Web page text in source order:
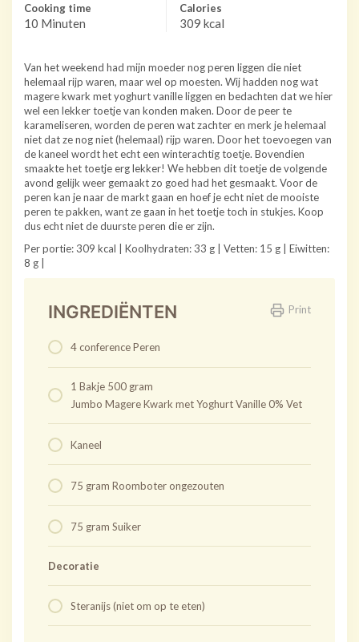
Cooking time
10 Minuten
Calories
309 kcal
Van het weekend had mijn moeder nog peren liggen die niet
helemaal rijp waren, maar wel op moesten. Wij hadden nog wat
magere kwark met yoghurt vanille liggen en bedachten dat we hier
wel een lekker toetje van konden maken. Door de peer te
karameliseren, worden de peren wat zachter en merk je helemaal
niet dat ze nog niet (helemaal) rijp waren. Door het toevoegen van
de kaneel wordt het echt een winterachtig toetje. Bovendien
smaakte het toetje erg lekker! We hebben dit toetje de volgende
avond gelijk weer gemaakt zo goed had het gesmaakt. Voor de
peren kan je naar de markt gaan en hoef je echt niet de mooiste
peren te pakken, want ze gaan in het toetje toch in stukjes. Koop
dus echt niet de duurste peren die er zijn.
Per portie: 309 kcal | Koolhydraten: 33 g | Vetten: 15 g | Eiwitten:
8 g |
Print
INGREDIËNTEN
4 conference Peren
1 Bakje 500 gram
Jumbo Magere Kwark met Yoghurt Vanille 0% Vet
Kaneel
75 gram Roomboter ongezouten
75 gram Suiker
Decoratie
Steranijs (niet om op te eten)